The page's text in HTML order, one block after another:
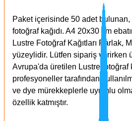
Paket içerisinde 50 adet
fotoğraf kağıdı. A4 20x30 cm
Lustre Fotoğraf Kağıtları Parlak,
yüzeylidir. Lütfen sipariş verirken
Avrupa'da üretilen Lustre fotoğraf
profesyoneller tarafından
ve dye mürekkeplerle uyumlu
özellik katmıştır.